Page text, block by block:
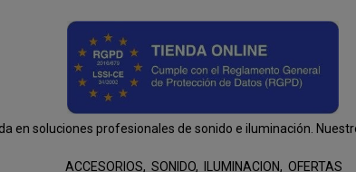
en soluciones profesionales de sonido e iluminación.
ACCESORIOS SONIDO ILUMINACION OFERTAS